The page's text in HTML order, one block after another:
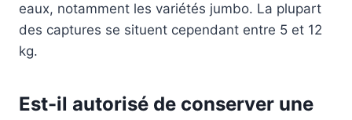
eaux, notamment les variétés jumbo. La plupart
des captures se situent cependant entre 5 et 12
kg.
Est-il autorisé de conserver une